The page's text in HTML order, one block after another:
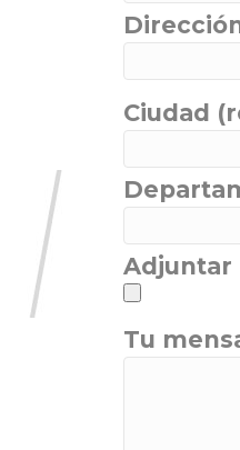
Ciudad
Adjuntar
Tu